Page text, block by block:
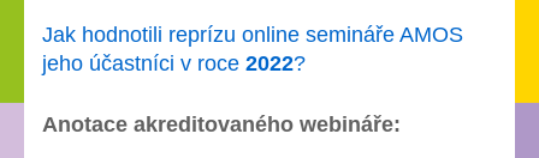
Jak hodnotili reprízu online semináře AMOS
jeho účastníci v roce 2022?
Anotace akreditovaného webináře: